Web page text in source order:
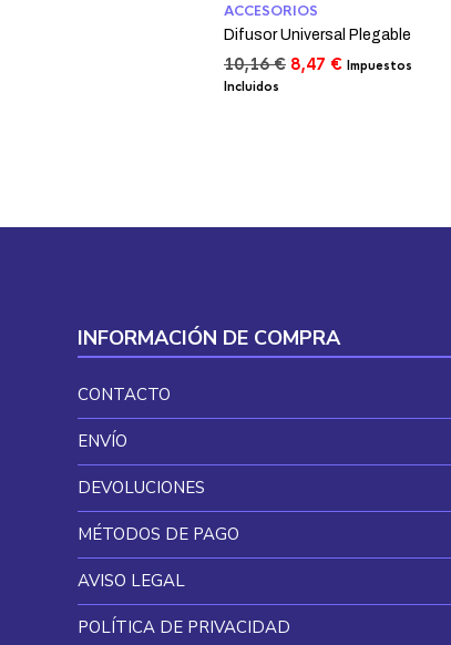
ACCESORIOS
Difusor Universal Plegable
10,16€ El
8,47 €ElImpuestos
Incluidos
INFORMACIÓN DE COMPRA
CONTACTO
ENVÍO
DEVOLUCIONES
MÉTODOS DE PAGO
AVISO LEGAL
POLÍTICA DE PRIVACIDAD